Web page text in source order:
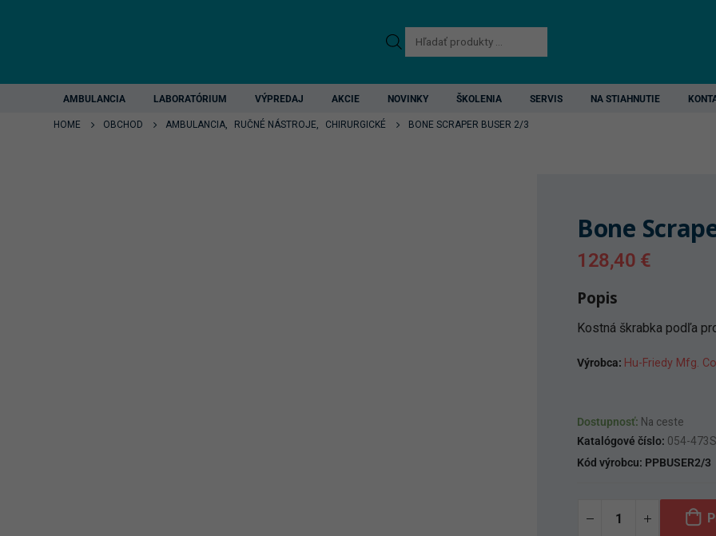
Products
search
AMBULANCIA LABORATÓRIUM VÝPREDAJ AKCIE NOVINKY ŠKOLENIA SERVIS NA STIAHNUTIE
HOME OBCHOD AMBULANCIA, RUČNÉ NÁSTROJE, CHIRURGICKÉ BONE SCRAPER BUSER 2/3
Bone
128,40 €
Popis
Kostná škrabka podľa
Výrobca: Hu-Friedy Mfg.
Dostupnosť: Na ceste
Katalógové číslo: 054-473S
Kód výrobcu: PPBUSER2/3